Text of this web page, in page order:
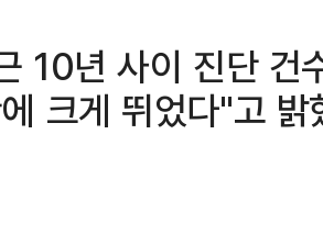
10년 사이 진단 건
크게 뛰었다"고 밝